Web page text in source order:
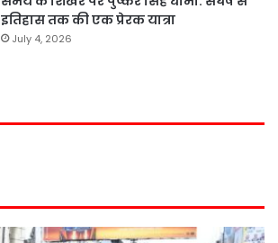
इतिहास तक की एक प्रेरक यात्रा
July 4, 2026